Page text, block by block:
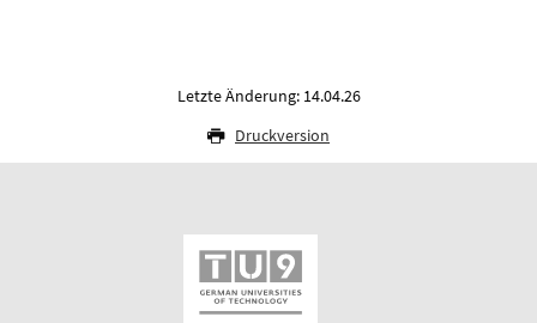
Letzte Änderung: 14.04.26
Druckversion